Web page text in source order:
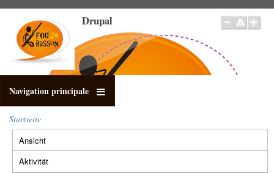
Inhalt
Drupal
Navigation principale
Pfadnavigation
Startseite
Primäre
Reiter
Ansicht
Reiter)
Aktivität